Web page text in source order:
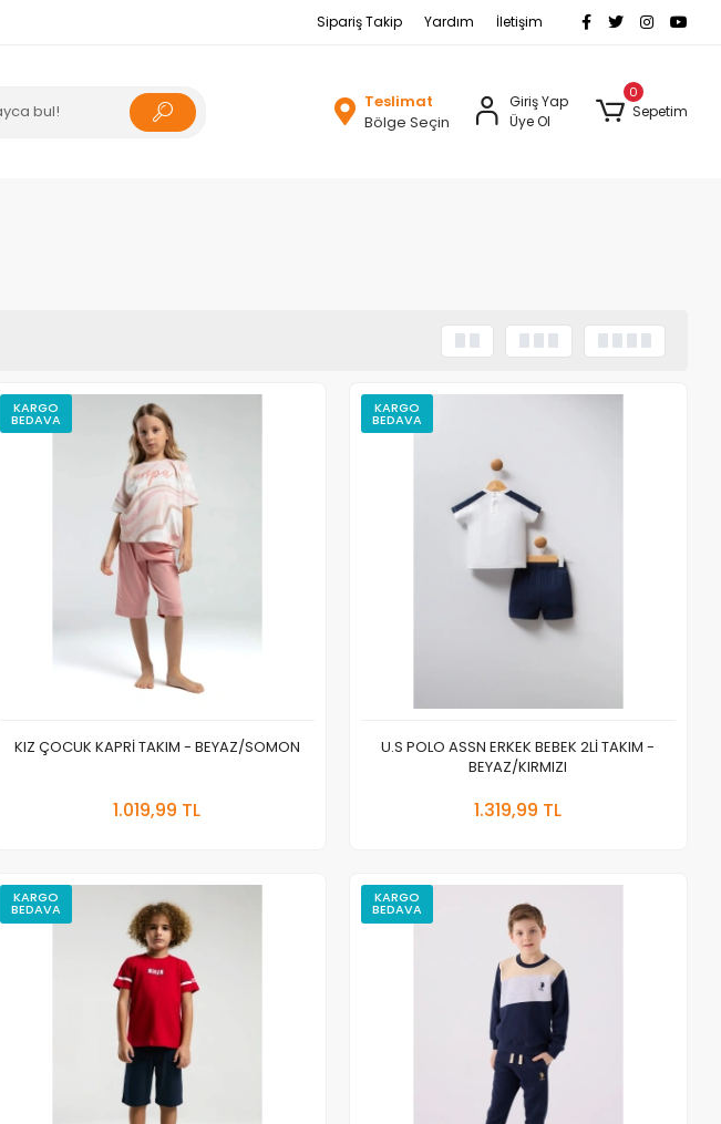
Sipariş Takip Yardım İletişim
Teslimat
Bölge Seçin
Giriş Yap
Üye Ol
0
Sepetim
KARGO
BEDAVA
KIZ ÇOCUK KAPRİ TAKIM - BEYAZ/SOMON
1.019,99 TL
KARGO
BEDAVA
U.S POLO ASSN ERKEK BEBEK 2Lİ TAKIM -
BEYAZ/KIRMIZI
1.319,99 TL
KARGO
BEDAVA
KARGO
BEDAVA